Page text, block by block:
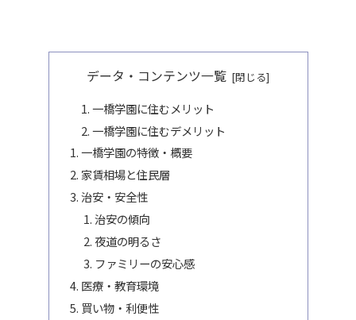
データ・コンテンツ一覧
一橋学園に住むメリット
一橋学園に住むデメリット
一橋学園の特徴・概要
家賃相場と住民層
治安・安全性
治安の傾向
夜道の明るさ
ファミリーの安心感
医療・教育環境
買い物・利便性